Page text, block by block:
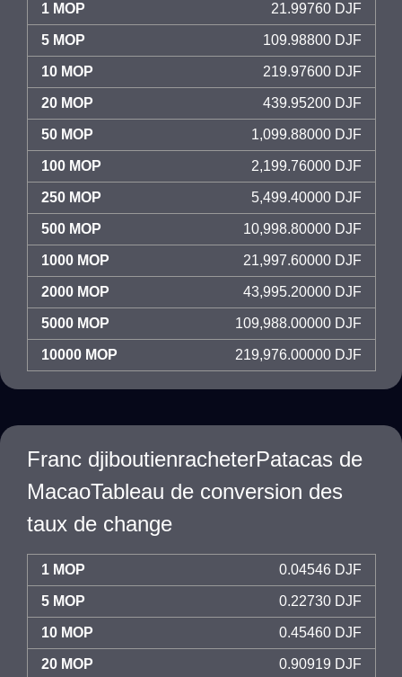
1 MOP 21.99760 DJF
5 MOP 109.98800 DJF
10 MOP 219.97600 DJF
20 MOP 439.95200 DJF
50 MOP 1,099.88000 DJF
100 MOP 2,199.76000 DJF
250 MOP 5,499.40000 DJF
500 MOP 10,998.80000 DJF
1000 MOP 21,997.60000 DJF
2000 MOP 43,995.20000 DJF
5000 MOP 109,988.00000 DJF
10000 MOP 219,976.00000 DJF
Franc djiboutienracheterPatacas de
MacaoTableau de conversion des
taux de change
1 MOP 0.04546 DJF
5 MOP 0.22730 DJF
10 MOP 0.45460 DJF
20 MOP 0.90919 DJF